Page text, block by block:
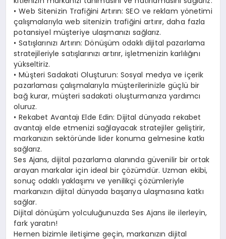
• Web Sitenizin Trafiğini Artırın: SEO ve reklam yönetimi
çalışmalarıyla web sitenizin trafiğini artırır, daha fazla
potansiyel müşteriye ulaşmanızı sağlarız.
• Satışlarınızı Artırın: Dönüşüm odaklı dijital pazarlama
stratejileriyle satışlarınızı artırır, işletmenizin karlılığını
yükseltiriz.
• Müşteri Sadakati Oluşturun: Sosyal medya ve içerik
pazarlaması çalışmalarıyla müşterilerinizle güçlü bir
bağ kurar, müşteri sadakati oluşturmanıza yardımcı
oluruz.
• Rekabet Avantajı Elde Edin: Dijital dünyada rekabet
avantajı elde etmenizi sağlayacak stratejiler geliştirir,
markanızın sektöründe lider konuma gelmesine katkı
sağlarız.
Ses Ajans, dijital pazarlama alanında güvenilir bir ortak
arayan markalar için ideal bir çözümdür. Uzman ekibi,
sonuç odaklı yaklaşımı ve yenilikçi çözümleriyle
markanızın dijital dünyada başarıya ulaşmasına katkı
sağlar.
Dijital dönüşüm yolculuğunuzda Ses Ajans ile ilerleyin,
fark yaratın!
Hemen bizimle iletişime geçin, markanızın dijital